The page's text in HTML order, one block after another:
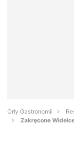
Orły Gastronomii
Zakręcone